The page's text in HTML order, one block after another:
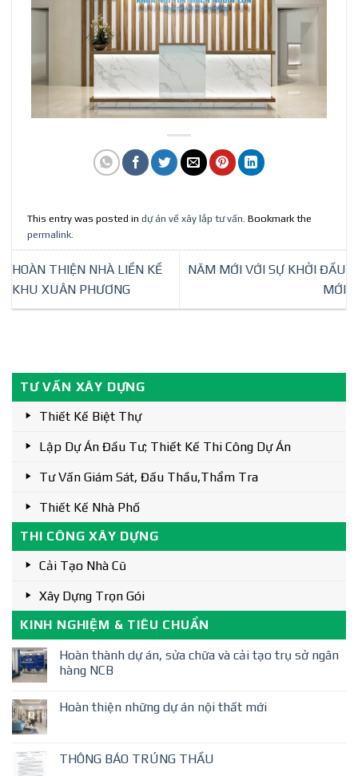
This entry was posted indự án về xây lắp tư vấn . Bookmark the
permalink
HOÀN THIỆN NHÀ LIỀN KỀ
KHU XUÂN PHƯƠNG
NĂM MỚI VỚI SỰ KHỞI ĐẦU
MỚI
TƯ VẤN XÂY DỰNG
Thiết Kế Biệt Thự
Lập Dự Án Đầu Tư; Thiết Kế Thi Công Dự Án
Tư Vấn Giám Sát, Đấu Thầu,thẩm Tra
Thiết Kế Nhà Phố
THI CÔNG XÂY DỰNG
Cải Tạo Nhà Cũ
Xây Dựng Trọn Gói
KINH NGHIỆM & TIÊU CHUẨN
Hoàn thành dự án, sửa chữa và cải tạo trụ sở ngân
hàng NCB
Hoàn thiện những dự án nội thất mới
THÔNG BÁO TRÚNG THẦU